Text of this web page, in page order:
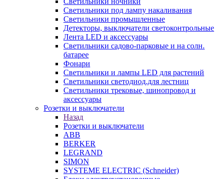
Светильники под лампу накаливания
Светильники промышленные
Детекторы, выключатели светоконтрольные
Лента LED и аксессуары
Светильники садово-парковые и на солн.
батарее
Фонари
Светильники и лампы LED для растений
Светильники светодиод.для лестниц
Светильники трековые, шинопровод и
аксессуары
Розетки и выключатели
Назад
Розетки и выключатели
ABB
BERKER
LEGRAND
SIMON
SYSTEME ELECTRIC (Schneider)